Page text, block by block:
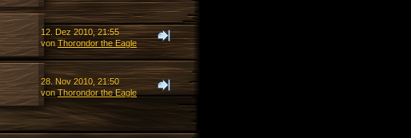
12. Dez 2010, 21:55
vonThorondor the Eagle
28. Nov 2010, 21:50
vonThorondor the Eagle